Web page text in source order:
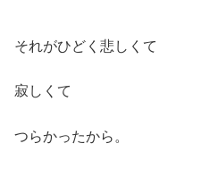
それがひどく悲しくて
寂しくて
つらかったから。